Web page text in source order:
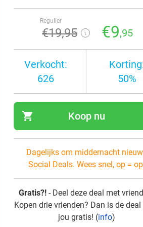
Regulier
€19,95 €9,95
Verkocht:
626
50%
shopping_cart Koop nu
Dagelijks om middernacht
Social Deals. Wees snel, op =
Gratis?! - Deel deze deal met
Kopen drie vrienden? Dan is de
jou gratis! (info)